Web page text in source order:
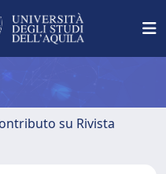
su Rivista